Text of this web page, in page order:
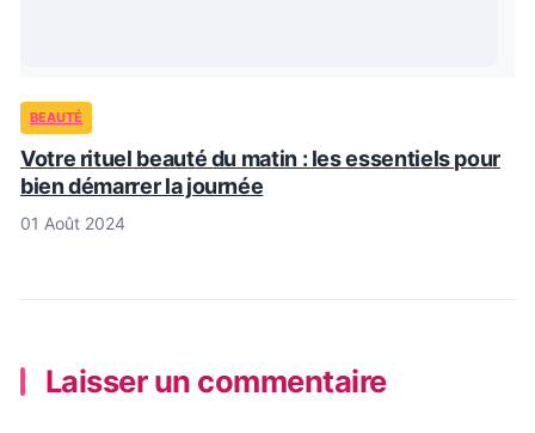
BEAUTÉ
Votre rituel beauté du matin : les essentiels pour
bien démarrer la journée
01 Août 2024
Laisser un commentaire